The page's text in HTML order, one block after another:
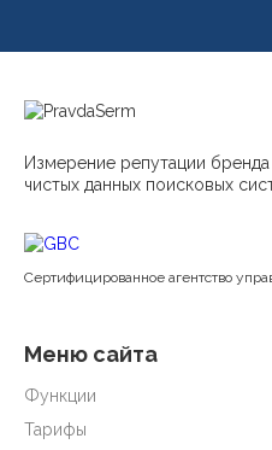
Измерение репутации
чистых данных поисковых
Cертифицированное агентство
Меню сайта
Функции
Тарифы